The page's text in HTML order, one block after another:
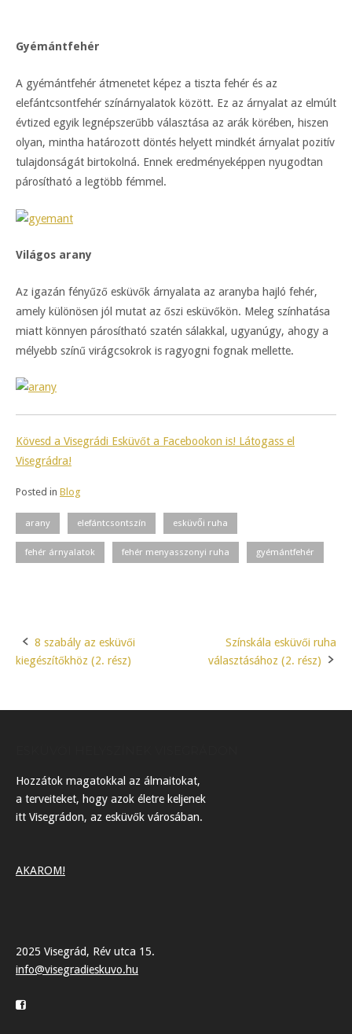
Gyémántfehér
A gyémántfehér átmenetet képez a tiszta fehér és az
elefántcsontfehér színárnyalatok között. Ez az árnyalat az elmúlt
évtized egyik legnépszerűbb választása az arák körében, hiszen
olyan, mintha határozott döntés helyett mindkét árnyalat pozitív
tulajdonságát birtokolná. Ennek eredményeképpen nyugodtan
párosítható a legtöbb fémmel.
Világos arany
Az igazán fényűző esküvők árnyalata az aranyba hajló fehér,
amely különösen jól mutat az őszi esküvőkön. Meleg színhatása
miatt könnyen párosítható szatén sálakkal, ugyanúgy, ahogy a
mélyebb színű virágcsokrok is ragyogni fognak mellette.
Kövesd a Visegrádi Esküvőt a Facebookon is! Látogass el
Visegrádra!
Posted in Blog
arany elefántcsontszín esküvői ruha
fehér árnyalatok fehér menyasszonyi ruha gyémántfehér
Post
8 szabály az esküvői
kiegészítőkhöz (2. rész)
Színskála esküvői ruha
választásához (2. rész)
Hozzátok magatokkal az álmaitokat,
a terveiteket, hogy azok életre keljenek
itt Visegrádon, az esküvők városában.
AKAROM!
2025 Visegrád, Rév utca 15.
info@visegradieskuvo.hu